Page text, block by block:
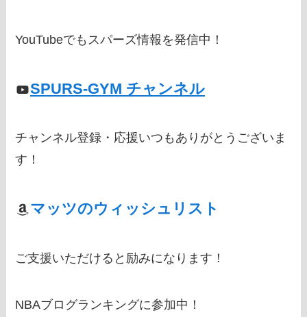
YouTubeでもスパーズ情報を発信中！
SPURS-GYM チャンネル
チャンネル登録・応援いつもありがとうございま
す！
マッツのウィッシュリスト
ご支援いただけると励みになります！
NBAブログランキングに参加中！